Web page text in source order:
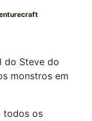
do Steve do
monstros em
todos os